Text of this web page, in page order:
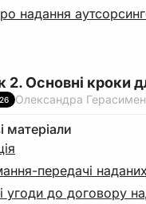
надання
2. Основні кроки
Олександра
матеріали
передачі
угоди до договору